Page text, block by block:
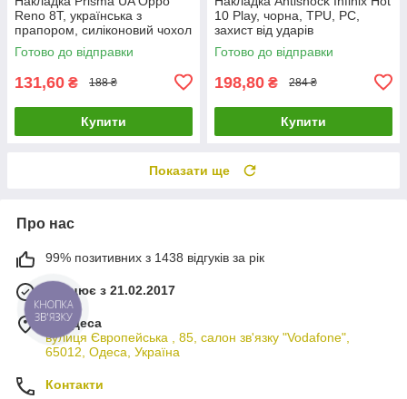
Reno 8T, українська з
прапором, силіконовий чохол
для захисту телефону
Готово до відправки
131,60 ₴ 188 ₴
Купити
10 Play, чорна, TPU, PC,
захист від ударів
Готово до відправки
198,80 ₴ 284 ₴
Купити
Показати ще
Про нас
99% позитивних з 1438 відгуків за рік
Працює з 21.02.2017
м. Одеса
вулиця Європейська , 85, салон зв'язку "Vodafone",
65012, Одеса, Україна
Контакти
КНОПКА
ЗВ'ЯЗКУ